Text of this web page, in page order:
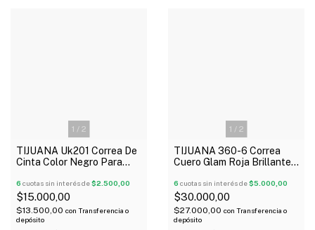
1 / 2
TIJUANA Uk201 Correa De
Cinta Color Negro Para
6 cuotas sin interés de$2.500,00
$15.000,00
$13.500,00 con Transferencia o
depósito
1 / 2
TIJUANA 360-6 Correa
Cuero Glam Roja Brillante
6 cuotas sin interés de$5.000,00
$30.000,00
$27.000,00 con Transferencia o
depósito